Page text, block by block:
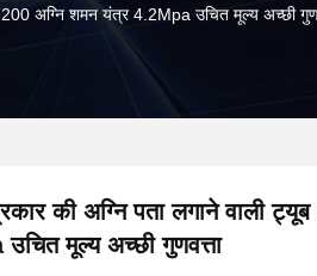
अग्नि शमन यंत्र 4.2Mpa उचित मूल्य अच्छी
की अग्नि पता लगाने वाली
मूल्य अच्छी गुणवत्ता